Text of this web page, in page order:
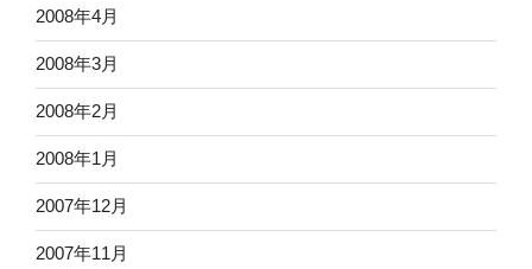
2008年4月
2008年3月
2008年2月
2008年1月
2007年12月
2007年11月